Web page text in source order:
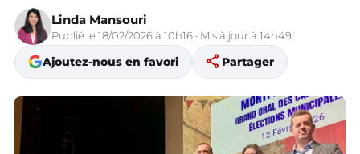
Linda Mansouri
Publié le 18/02/2026 à 10h16 · Mis à jour à 14h49
Ajoutez-nous en favori share Partager